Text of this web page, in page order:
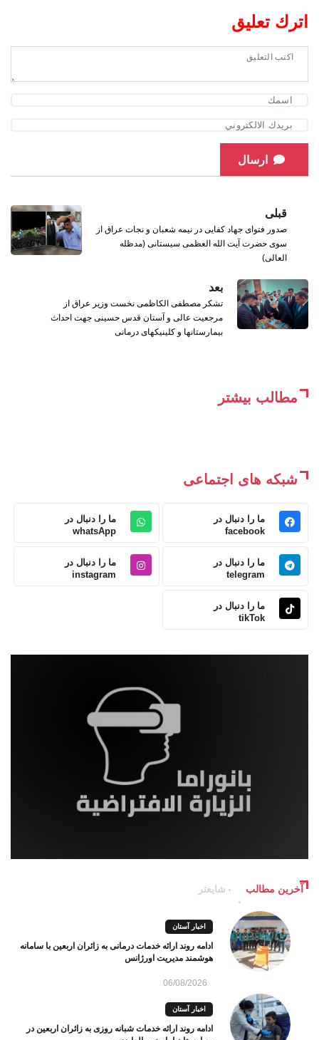
اترك تعليق
ارسال
قبلی
صدور فتوای جهاد کفایی در نیمه شعبان و نجات عراق از
سوی حضرت آیت الله العظمی سیستانی (مدظله
العالی)
بعد
تشکر مصطفی الکاظمی نخست وزیر عراق از
مرجعیت عالی و آستان قدس حسینی جهت احداث
بیمارستانها و کلینیکهای درمانی
مطالب بیشتر
شبکه های اجتماعی
ما را دنبال در
facebook
ما را دنبال در
whatsApp
ما را دنبال در
telegram
ما را دنبال در
instagram
ما را دنبال در
tikTok
آخرین مطالب شایعتر
اخبار آستان
ادامه روند ارائه خدمات درمانی به زائران اربعین با سامانه
هوشمند مدیریت اورژانس
06/08/2026
اخبار آستان
ادامه روند ارائه خدمات شبانه روزی به زائران اربعین در